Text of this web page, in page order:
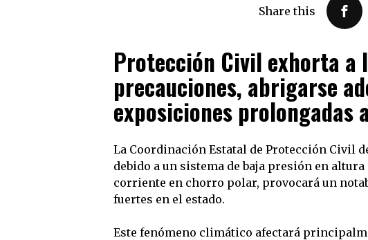
Share this
Protección Civil exhorta a
precauciones, abrigarse
exposiciones prolongadas
La Coordinación Estatal de Protección Civil
debido a un sistema de baja presión en
corriente en chorro polar, provocará un
fuertes en el estado.
Este fenómeno climático afectará